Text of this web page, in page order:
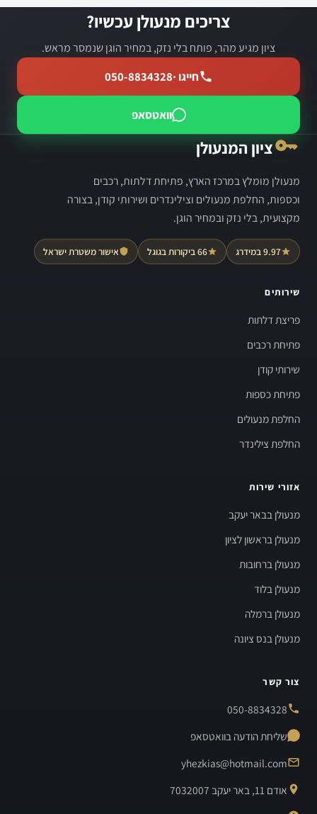
צריכים מנעולן עכשיו?
ציון מגיע מהר, פותח בלי נזק, במחיר הוגן שנמסר מראש.
חייגו ·050-8834328
וואטסאפ
ציון המנעולן
מנעולן מומלץ במרכז הארץ, פתיחת דלתות, רכבים
וכספות, החלפת מנעולים וצילינדרים ושירותי קודן, בצורה
מקצועית, בלי נזק ובמחיר הוגן.
9.97 במידרג 66 ביקורות בגוגל אישור משטרת ישראל
שירותים
פריצת דלתות
פתיחת רכבים
שירותי קודן
פתיחת כספות
החלפת מנעולים
החלפת צילינדר
אזורי שירות
מנעולן בבאר יעקב
מנעולן בראשון לציון
מנעולן ברחובות
מנעולן בלוד
מנעולן ברמלה
מנעולן בנס ציונה
צור קשר
050-8834328
שליחת הודעה בוואטסאפ
yhezkias@hotmail.com
אודם 11, באר יעקב 7032007